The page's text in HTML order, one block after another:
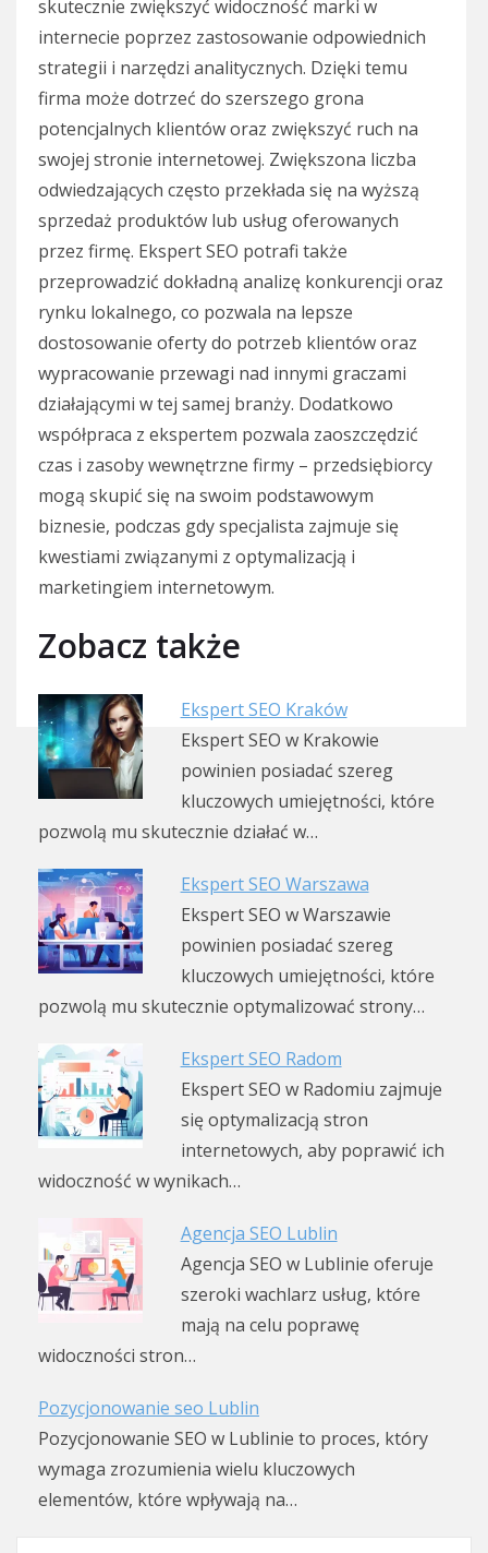
skutecznie zwiększyć widoczność marki w
internecie poprzez zastosowanie odpowiednich
strategii i narzędzi analitycznych. Dzięki temu
firma może dotrzeć do szerszego grona
potencjalnych klientów oraz zwiększyć ruch na
swojej stronie internetowej. Zwiększona liczba
odwiedzających często przekłada się na wyższą
sprzedaż produktów lub usług oferowanych
przez firmę. Ekspert SEO potrafi także
przeprowadzić dokładną analizę konkurencji oraz
rynku lokalnego, co pozwala na lepsze
dostosowanie oferty do potrzeb klientów oraz
wypracowanie przewagi nad innymi graczami
działającymi w tej samej branży. Dodatkowo
współpraca z ekspertem pozwala zaoszczędzić
czas i zasoby wewnętrzne firmy – przedsiębiorcy
mogą skupić się na swoim podstawowym
biznesie, podczas gdy specjalista zajmuje się
kwestiami związanymi z optymalizacją i
marketingiem internetowym.
Zobacz także
Ekspert SEO Kraków
Ekspert SEO w Krakowie
powinien posiadać szereg
kluczowych umiejętności, które
pozwolą mu skutecznie działać w…
Ekspert SEO Warszawa
Ekspert SEO w Warszawie
powinien posiadać szereg
kluczowych umiejętności, które
pozwolą mu skutecznie optymalizować strony…
Ekspert SEO Radom
Ekspert SEO w Radomiu zajmuje
się optymalizacją stron
internetowych, aby poprawić ich
widoczność w wynikach…
Agencja SEO Lublin
Agencja SEO w Lublinie oferuje
szeroki wachlarz usług, które
mają na celu poprawę
widoczności stron…
Pozycjonowanie seo Lublin
Pozycjonowanie SEO w Lublinie to proces, który
wymaga zrozumienia wielu kluczowych
elementów, które wpływają na…